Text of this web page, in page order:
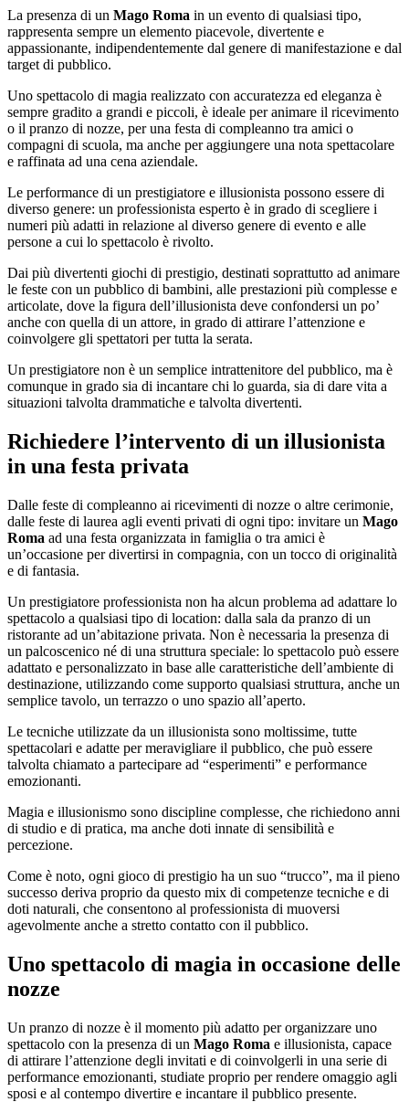
La presenza di un Mago Roma in un evento di qualsiasi tipo,
rappresenta sempre un elemento piacevole, divertente e
appassionante, indipendentemente dal genere di manifestazione e dal
target di pubblico.
Uno spettacolo di magia realizzato con accuratezza ed eleganza è
sempre gradito a grandi e piccoli, è ideale per animare il ricevimento
o il pranzo di nozze, per una festa di compleanno tra amici o
compagni di scuola, ma anche per aggiungere una nota spettacolare
e raffinata ad una cena aziendale.
Le performance di un prestigiatore e illusionista possono essere di
diverso genere: un professionista esperto è in grado di scegliere i
numeri più adatti in relazione al diverso genere di evento e alle
persone a cui lo spettacolo è rivolto.
Dai più divertenti giochi di prestigio, destinati soprattutto ad animare
le feste con un pubblico di bambini, alle prestazioni più complesse e
articolate, dove la figura dell’illusionista deve confondersi un po’
anche con quella di un attore, in grado di attirare l’attenzione e
coinvolgere gli spettatori per tutta la serata.
Un prestigiatore non è un semplice intrattenitore del pubblico, ma è
comunque in grado sia di incantare chi lo guarda, sia di dare vita a
situazioni talvolta drammatiche e talvolta divertenti.
Richiedere l’intervento di un illusionista
in una festa privata
Dalle feste di compleanno ai ricevimenti di nozze o altre cerimonie,
dalle feste di laurea agli eventi privati di ogni tipo: invitare un Mago
Roma ad una festa organizzata in famiglia o tra amici è
un’occasione per divertirsi in compagnia, con un tocco di originalità
e di fantasia.
Un prestigiatore professionista non ha alcun problema ad adattare lo
spettacolo a qualsiasi tipo di location: dalla sala da pranzo di un
ristorante ad un’abitazione privata. Non è necessaria la presenza di
un palcoscenico né di una struttura speciale: lo spettacolo può essere
adattato e personalizzato in base alle caratteristiche dell’ambiente di
destinazione, utilizzando come supporto qualsiasi struttura, anche un
semplice tavolo, un terrazzo o uno spazio all’aperto.
Le tecniche utilizzate da un illusionista sono moltissime, tutte
spettacolari e adatte per meravigliare il pubblico, che può essere
talvolta chiamato a partecipare ad “esperimenti” e performance
emozionanti.
Magia e illusionismo sono discipline complesse, che richiedono anni
di studio e di pratica, ma anche doti innate di sensibilità e
percezione.
Come è noto, ogni gioco di prestigio ha un suo “trucco”, ma il pieno
successo deriva proprio da questo mix di competenze tecniche e di
doti naturali, che consentono al professionista di muoversi
agevolmente anche a stretto contatto con il pubblico.
Uno spettacolo di magia in occasione delle
nozze
Un pranzo di nozze è il momento più adatto per organizzare uno
spettacolo con la presenza di un Mago Roma e illusionista, capace
di attirare l’attenzione degli invitati e di coinvolgerli in una serie di
performance emozionanti, studiate proprio per rendere omaggio agli
sposi e al contempo divertire e incantare il pubblico presente.